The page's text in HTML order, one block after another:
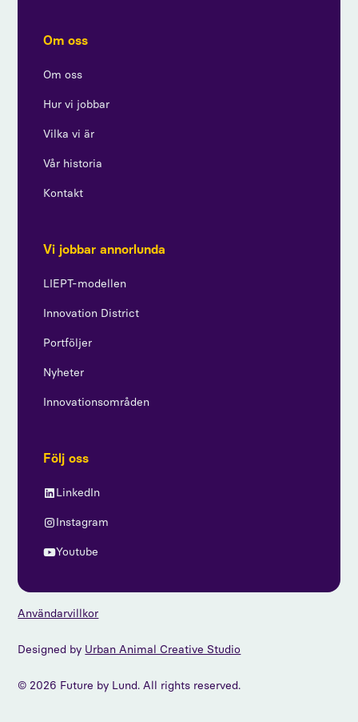
Om oss
Om oss
Hur vi jobbar
Vilka vi är
Vår historia
Kontakt
Vi jobbar annorlunda
LIEPT-modellen
Innovation District
Portföljer
Nyheter
Innovationsområden
Följ oss
LinkedIn
Instagram
Youtube
© 2026 Future by Lund. All rights reserved.
Designed by Urban Animal Creative Studio
Användarvillkor